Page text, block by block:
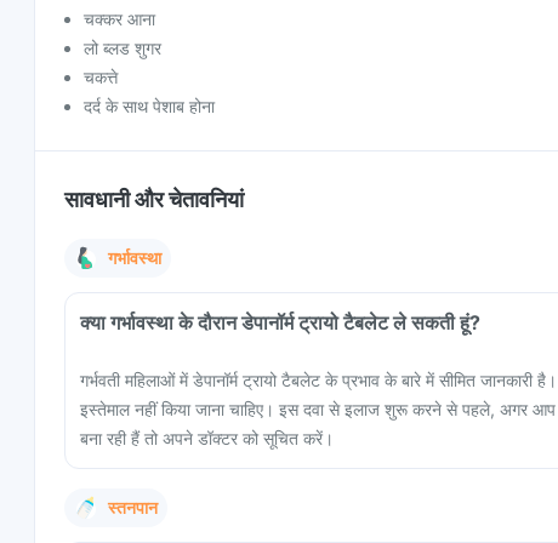
चक्कर आना
लो ब्लड शुगर
चकत्ते
दर्द के साथ पेशाब होना
सावधानी और चेतावनियां
गर्भावस्था
क्या गर्भावस्था के दौरान डेपानॉर्म ट्रायो टैबलेट ले सकती हूं?
गर्भवती महिलाओं में डेपानॉर्म ट्रायो टैबलेट के प्रभाव के बारे में सीमित जानकारी
इस्तेमाल नहीं किया जाना चाहिए। इस दवा से इलाज शुरू करने से पहले, अगर आप
बना रही हैं तो अपने डॉक्टर को सूचित करें।
स्तनपान